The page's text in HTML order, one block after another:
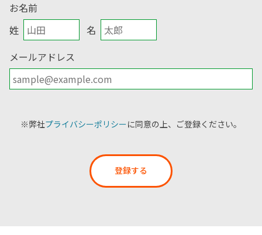
お名前
姓
名
メールアドレス
※弊社プライバシーポリシーに同意の上、ご登録ください。
登録する